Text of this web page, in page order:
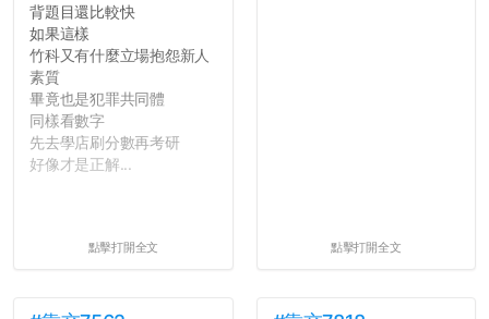
背題目還比較快
如果這樣
竹科又有什麼立場抱怨新人
素質
畢竟也是犯罪共同體
同樣看數字
先去學店刷分數再考研
好像才是正解...
點擊打開全文 點擊打開全文